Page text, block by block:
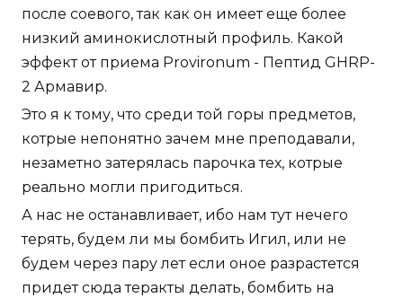
после соевого, так как он имеет еще более
низкий аминокислотный профиль. Какой
эффект от приема Provironum - Пептид GHRP-
2 Армавир.
Это я к тому, что среди той горы предметов,
котрые непонятно зачем мне преподавали,
незаметно затерялась парочка тех, котрые
реально могли пригодиться.
А нас не останавливает, ибо нам тут нечего
терять, будем ли мы бомбить Игил, или не
будем через пару лет если оное разрастется
придет сюда теракты делать, бомбить на